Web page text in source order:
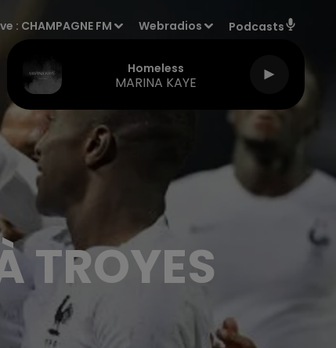
: CHAMPAGNE FM Webradios Podcasts
Homeless
MARINA KAYE
TROYES